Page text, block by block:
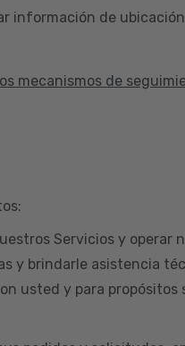
información de
mecanismos de
Servicios y operar
y brindarle asistencia
usted y para propósitos